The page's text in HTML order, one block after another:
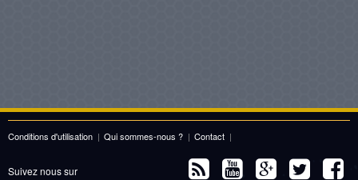
à partir
de :
262
DT
Conditions d'utilisation | Qui sommes-nous ? | Contact |
Suivez nous sur